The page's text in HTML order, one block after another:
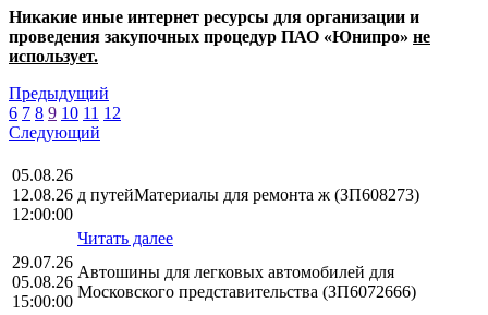
Никакие иные интернет ресурсы для организации и
проведения закупочных процедур ПАО «Юнипро» не
использует.
Предыдущий
6 7 8 9 10 11 12
Следующий
05.08.26
12.08.26
12:00:00
д путейМатериалы для ремонта ж (ЗП608273)
Читать далее
29.07.26
05.08.26
15:00:00
Автошины для легковых автомобилей для
Московского представительства (ЗП6072666)